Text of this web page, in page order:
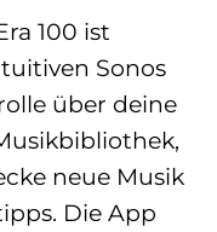
100 ist
Sonos
über deine
neue Musik
Die App